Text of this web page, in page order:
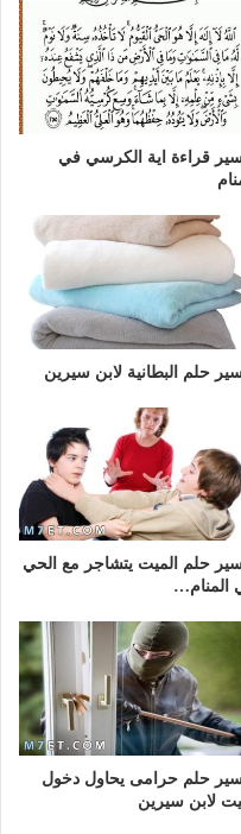
قراءة اية الكرسي في
حلم البطانية لابن سيرين
حلم الميت يتشاجر مع الحي
المنام…
حلم حرامى يحاول دخول
لابن سيرين